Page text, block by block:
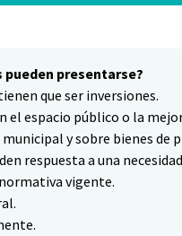
pueden presentarse?
que ser inversiones.
el espacio público o la
y sobre bienes de
respuesta a una
vigente.